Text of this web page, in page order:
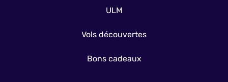
ULM
Vols découvertes
Bons cadeaux